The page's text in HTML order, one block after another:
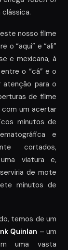
nosso filme
o “aqui” e “ali”
e mexicana, à
o “cá” e o
atenção para o
de filme
com um acertar
minutos de
e
cortados,
viatura e,
de mote
minutos de
temos de um
Quinlan – um
uma vasta